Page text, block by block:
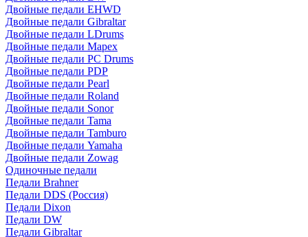
Двойные педали EHWD
Двойные педали Gibraltar
Двойные педали LDrums
Двойные педали Mapex
Двойные педали PC Drums
Двойные педали PDP
Двойные педали Pearl
Двойные педали Roland
Двойные педали Sonor
Двойные педали Tama
Двойные педали Tamburo
Двойные педали Yamaha
Двойные педали Zowag
Одиночные педали
Педали Brahner
Педали DDS (Россия)
Педали Dixon
Педали DW
Педали Gibraltar